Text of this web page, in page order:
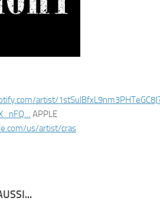
artist/1stSulB
… APPLE
us/artist/cras